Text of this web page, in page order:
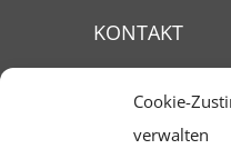
Cookie-
verwalten
KONTAKT
Toddlers Plus
Alicestraße 105